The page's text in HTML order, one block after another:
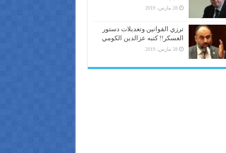
28 مارس، 2019
ترزي القوانين وتعديلات دستور
العسكر!! كتبه عزالدين الكومي
28 مارس، 2019